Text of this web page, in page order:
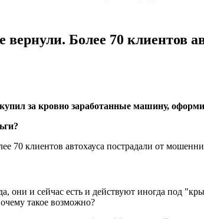
Более 70 клиентов
за кровно заработанные машину,
они и сейчас есть и действуют иногда под
такое возможно?